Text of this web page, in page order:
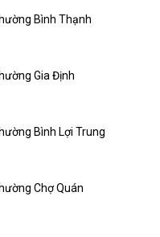
Bình Thạnh
Gia Định
Bình Lợi Trung
Chợ Quán